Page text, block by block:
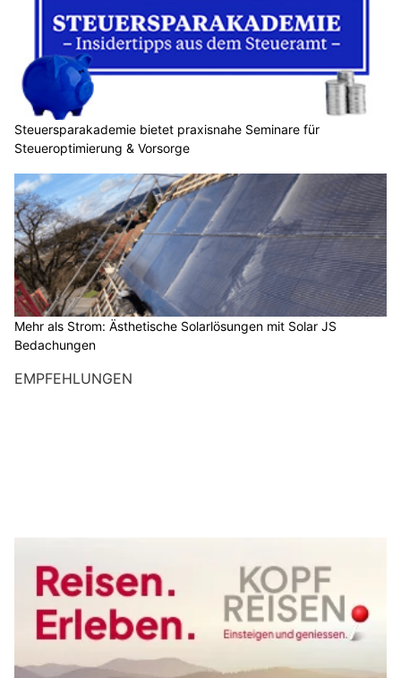
Steuersparakademie bietet praxisnahe Seminare für
Steueroptimierung & Vorsorge
Mehr als Strom: Ästhetische Solarlösungen mit Solar JS
Bedachungen
EMPFEHLUNGEN